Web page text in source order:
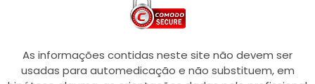
As informações contidas neste site não devem ser
usadas para automedicação e não substituem, em